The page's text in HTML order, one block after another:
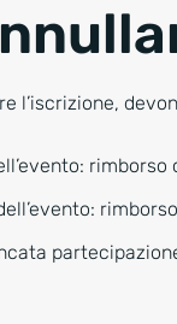
l’iscrizione,